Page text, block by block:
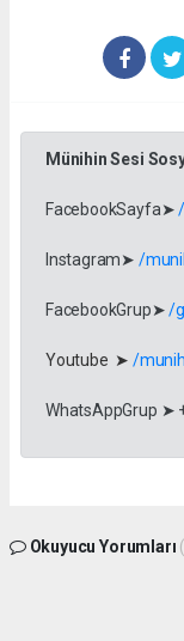
Münihin Sesi
FacebookSayfa➤
Instagram➤ /
FacebookGrup➤/
Youtube ➤ /
WhatsAppGrup ➤
Okuyucu Yorumları